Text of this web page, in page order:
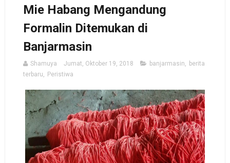
Mie Habang Mengandung
Formalin Ditemukan di
Banjarmasin
Shamuya Jumat, Oktober 19, 2018 banjarmasin, berita
terbaru, Peristiwa